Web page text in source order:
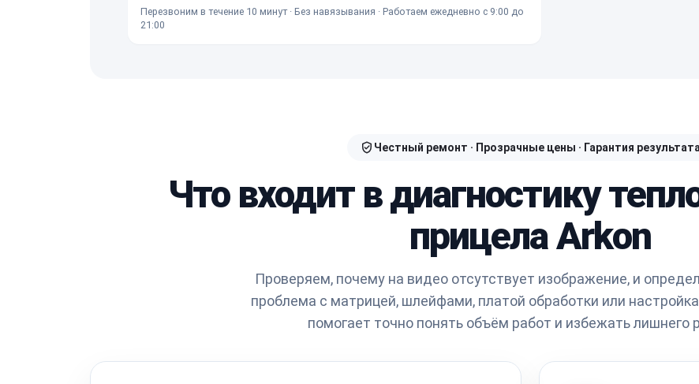
Перезвоним в течение 10 минут · Без навязывания · Работаем ежедневно с 9:00 до
21:00
Честный ремонт · Прозрачные цены · Гарантия результата
Что входит в диагностику
прицела Arkon
Проверяем, почему на видео отсутствует изображение, и
проблема с матрицей, шлейфами, платой обработки или
помогает точно понять объём работ и избежать лишнего